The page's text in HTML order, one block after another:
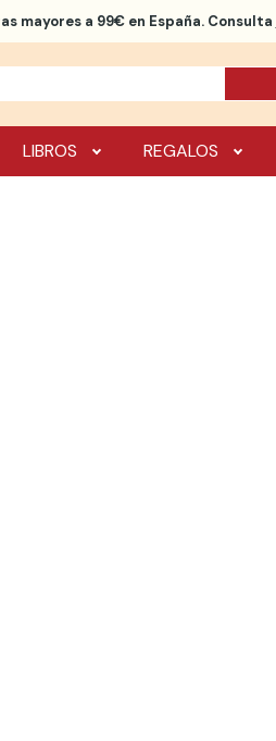
mayores a 99€ en España. Consulta
LIBROS REGALOS